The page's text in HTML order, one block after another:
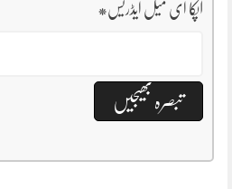
آپکا ای میل ایڈریس*